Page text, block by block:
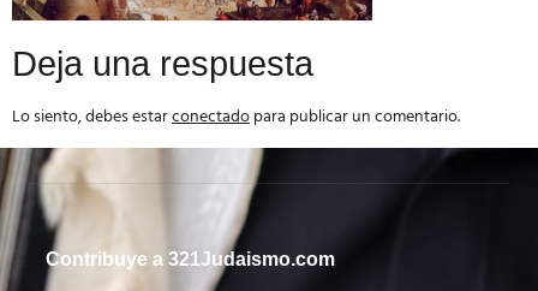
Deja una respuesta
Lo siento, debes estarconectadopara publicar un comentario.
Contribuye a 321Judaismo.com